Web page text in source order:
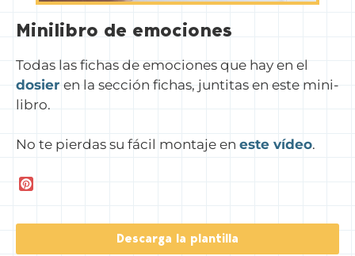
Minilibro de emociones
Todas las fichas de emociones que hay en el
dosier en la sección fichas, juntitas en este mini-
libro.
No te pierdas su fácil montaje en este vídeo.
t
Descarga la plantilla